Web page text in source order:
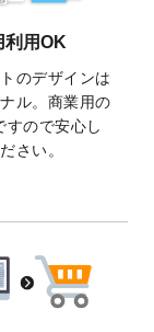
公開いたしまし
え・トリミン
ツを流用する
。
インテンプレ
ルダーが作成で
利用OK
のデザインは
ル。商業用の
すので安心し
さい。